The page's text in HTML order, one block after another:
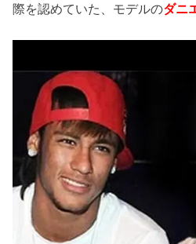
際を認めていた、モデルのダニ